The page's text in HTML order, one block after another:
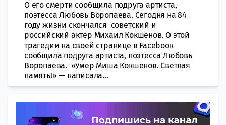
О его смерти сообщила подруга артиста,
поэтесса Любовь Воропаева. Сегодня на 84
году жизни скончался советский и
российский актер Михаил Кокшенов. О этой
трагедии на своей странице в Facebooк
сообщила подруга артиста, поэтесса Любовь
Воропаева. «Умер Миша Кокшенов. Светлая
память!» — написала...